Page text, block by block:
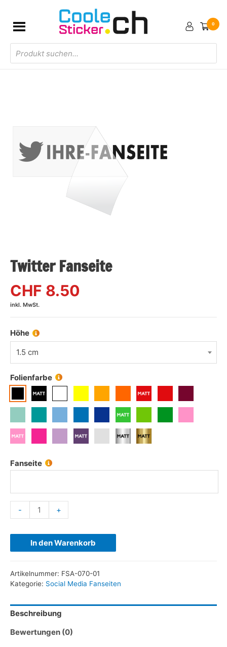
Products
search
0
Twitter Fanseite
CHF 8.50
inkl. MwSt.
Höhe
1.5 cm
Folienfarbe
Fanseite
- +
In den Warenkorb
Artikelnummer: FSA-070-01
Kategorie: Social Media Fanseiten
Beschreibung
Bewertungen (0)